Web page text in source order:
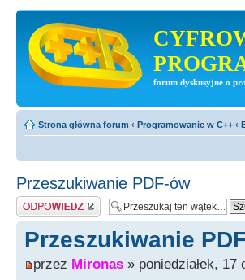
forum dyskusyjne o
Strona główna forum ‹ Programowanie w C++ ‹
Przeszukiwanie PDF-ów
Odpowiedz
Przeszukiwanie
przez Mironas » poniedziałek, 17